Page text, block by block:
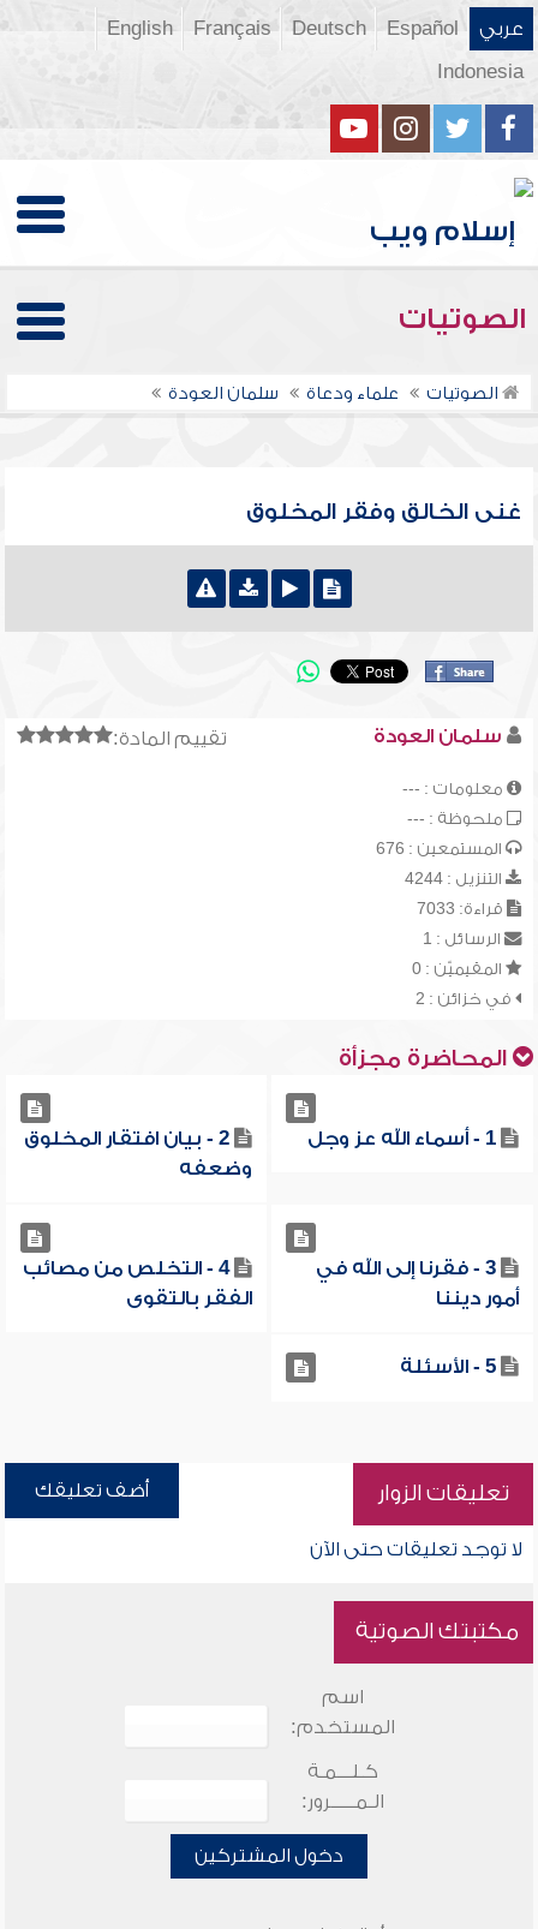
عربي Español
Deutsch
Français
English
Indonesia
الصوتيات
الصوتيات علماء ودعاة سلمان العودة
غنى الخالق وفقر المخلوق
تقييم المادة: سلمان العودة
معلومات : ---
ملحوظة : ---
المستمعين : 676
التنزيل : 4244
قراءة: 7033
الرسائل : 1
المقيميّن : 0
في خزائن : 2
المحاضرة مجزأة
1 - أسماء الله عز وجل
2 - بيان افتقار المخلوق
وضعفه
3 - فقرنا إلى الله في
أمور ديننا
4 - التخلص من مصائب
الفقر بالتقوى
5 - الأسئلة
تعليقات الزوار أضف تعليقك
لا توجد تعليقات حتى الآن
مكتبتك الصوتية
اسم
المستخدم:
كـلـــمـة
الـمـــــرور:
دخول المشتركين